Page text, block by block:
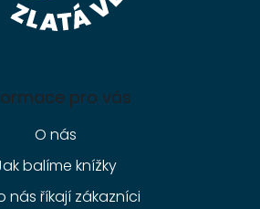
pro vás
O nás
balíme knížky
nás říkají zákazníci